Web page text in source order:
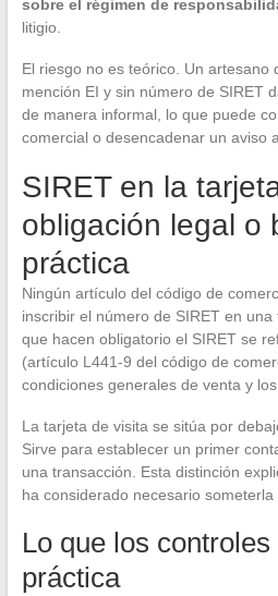
sobre el régimen de
litigio.
El riesgo no es teórico. Un artesano
mención EI y sin número de SIRET
de manera informal, lo que puede
comercial o desencadenar un aviso
SIRET en la
obligación legal o
práctica
Ningún artículo del código de
inscribir el número de SIRET en
que hacen obligatorio el SIRET se
(artículo L441-9 del código de
condiciones generales de venta y
La tarjeta de visita se sitúa por
Sirve para establecer un primer
una transacción. Esta distinción
ha considerado necesario someterla
Lo que los
práctica